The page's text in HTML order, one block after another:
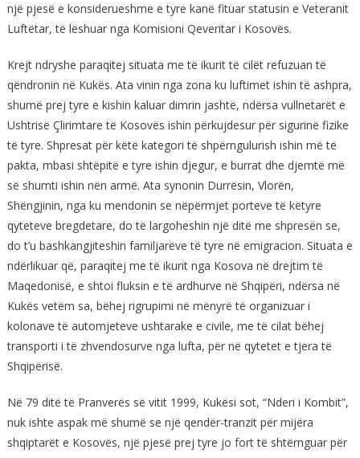
një pjesë e konsiderueshme e tyre kanë fituar statusin e Veteranit
Luftëtar, të lëshuar nga Komisioni Qeveritar i Kosovës.
Krejt ndryshe paraqitej situata me të ikurit të cilët refuzuan të
qëndronin në Kukës. Ata vinin nga zona ku luftimet ishin të ashpra,
shumë prej tyre e kishin kaluar dimrin jashtë, ndërsa vullnetarët e
Ushtrisë Çlirimtare të Kosovës ishin përkujdesur për sigurinë fizike
të tyre. Shpresat për këtë kategori të shpërngulurish ishin më të
pakta, mbasi shtëpitë e tyre ishin djegur, e burrat dhe djemtë më
së shumti ishin nën armë. Ata synonin Durrësin, Vlorën,
Shëngjinin, nga ku mendonin se nëpërmjet porteve të këtyre
qyteteve bregdetare, do të largoheshin një ditë me shpresën se,
do t’u bashkangjiteshin familjarëve të tyre në emigracion. Situata e
ndërlikuar që, paraqitej me të ikurit nga Kosova në drejtim të
Maqedonisë, e shtoi fluksin e të ardhurve në Shqipëri, ndërsa në
Kukës vetëm sa, bëhej rigrupimi në mënyrë të organizuar i
kolonave të automjeteve ushtarake e civile, me të cilat bëhej
transporti i të zhvendosurve nga lufta, për në qytetet e tjera të
Shqipërisë.
Në 79 ditë të Pranverës së vitit 1999, Kukësi sot, “Nderi i Kombit”,
nuk ishte aspak më shumë se një qendër-tranzit për mijëra
shqiptarët e Kosovës, një pjesë prej tyre jo fort të shtërnguar për